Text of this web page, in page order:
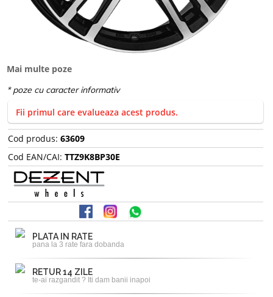
Mai multe poze
Fii primul care evalueaza acest produs.
Cod produs: 63609
Cod EAN/CAI: TTZ9K8BP30E
PLATA IN RATE
pana la 3 rate fara dobanda
RETUR 14 ZILE
te-ai razgandit ? Iti dam banii inapoi